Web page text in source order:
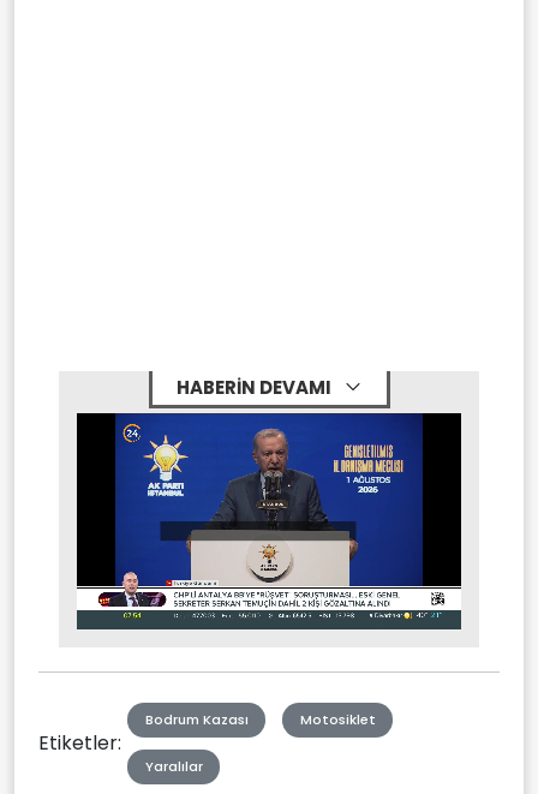
HABERİN DEVAMI
Mute Stream
Etiketler:
Bodrum Kazası Motosiklet
Yaralılar